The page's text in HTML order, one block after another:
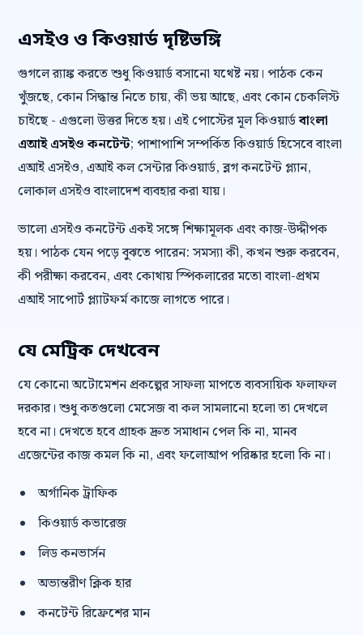
এসইও ও কিওয়ার্ড দৃষ্টিভঙ্গি
গুগলে র‍্যাঙ্ক করতে শুধু কিওয়ার্ড বসানো যথেষ্ট নয়। পাঠক কেন
খুঁজছে, কোন সিদ্ধান্ত নিতে চায়, কী ভয় আছে, এবং কোন চেকলিস্ট
চাইছে - এগুলো উত্তর দিতে হয়। এই পোস্টের মূল কিওয়ার্ডবাংলা
এআই এসইও কনটেন্ট; পাশাপাশি সম্পর্কিত কিওয়ার্ড হিসেবে বাংলা
এআই এসইও, এআই কল সেন্টার কিওয়ার্ড, ব্লগ কনটেন্ট প্ল্যান,
লোকাল এসইও বাংলাদেশ ব্যবহার করা যায়।
ভালো এসইও কনটেন্ট একই সঙ্গে শিক্ষামূলক এবং কাজ-উদ্দীপক
হয়। পাঠক যেন পড়ে বুঝতে পারেন: সমস্যা কী, কখন শুরু করবেন,
কী পরীক্ষা করবেন, এবং কোথায় স্পিকলারের মতো বাংলা-প্রথম
এআই সাপোর্ট প্ল্যাটফর্ম কাজে লাগতে পারে।
যে মেট্রিক দেখবেন
যে কোনো অটোমেশন প্রকল্পের সাফল্য মাপতে ব্যবসায়িক ফলাফল
দরকার। শুধু কতগুলো মেসেজ বা কল সামলানো হলো তা দেখলে
হবে না। দেখতে হবে গ্রাহক দ্রুত সমাধান পেল কি না, মানব
এজেন্টের কাজ কমল কি না, এবং ফলোআপ পরিষ্কার হলো কি না।
অর্গানিক ট্রাফিক
কিওয়ার্ড কভারেজ
লিড কনভার্সন
অভ্যন্তরীণ ক্লিক হার
কনটেন্ট রিফ্রেশের মান